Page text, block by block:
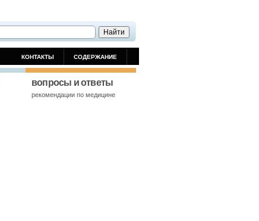
КОНТАКТЫ СОДЕРЖАНИЕ
вопросы и ответы
рекомендации по медицине